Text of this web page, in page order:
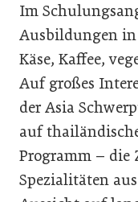
Im
Ausbildungen in
Käse, Kaffee,
Auf großes
der Asia
auf
Programm – die
Spezialitäten